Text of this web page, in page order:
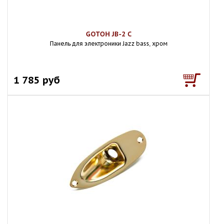
GOTOH JB-2 C
Панель для электроники Jazz bass, хром
1 785 руб